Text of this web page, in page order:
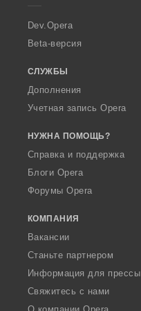
a
Dev.Opera
Beta-версия
СЛУЖБЫ
Дополнения
Учетная запись Opera
НУЖНА ПОМОЩЬ?
Справка и поддержка
Блоги Opera
Форумы Opera
КОМПАНИЯ
Вакансии
Станьте партнером
Информация для прессы
Свяжитесь с нами